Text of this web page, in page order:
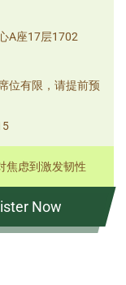
A座17层1702
位有限，请提前预
焦虑到激发韧性
Now